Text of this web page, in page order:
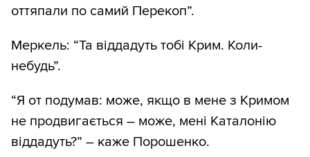
оттяпали по самий Перекоп”.
Меркель: “Та віддадуть тобі Крим. Коли-
небудь”.
“Я от подумав: може, якщо в мене з Кримом
не продвигається – може, мені Каталонію
віддадуть?” – каже Порошенко.